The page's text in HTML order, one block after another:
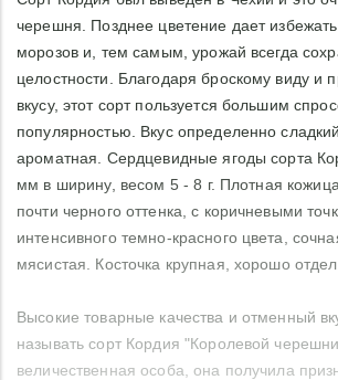
черешня. Позднее цветение дает
морозов и, тем самым, урожай всегда
целостности. Благодаря броскому виду и
вкусу, этот сорт пользуется большим
популярностью. Вкус определенно
ароматная. Сердцевидные ягоды сорта
мм в ширину, весом 5 - 8 г. Плотная
почти черного оттенка, с коричневыми
интенсивного темно-красного цвета,
мясистая. Косточка крупная, хорошо
Высокие товарные качества и отменный
называть сорт Кордия "Королевой
величественная особа, она получила